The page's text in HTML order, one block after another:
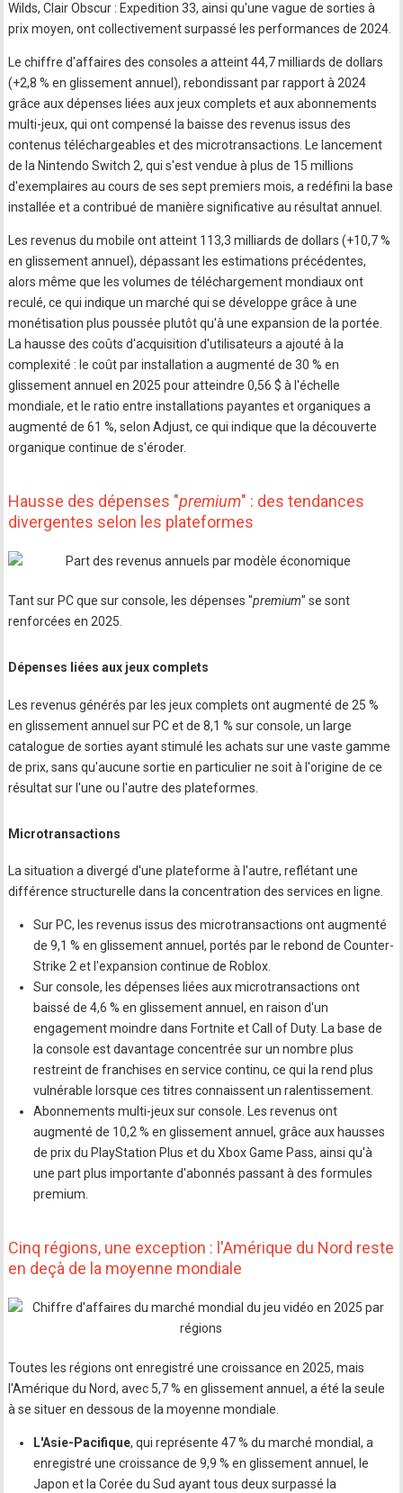
Wilds, Clair Obscur : Expedition 33, ainsi qu'une vague de sorties à
prix moyen, ont collectivement surpassé les performances de 2024.
Le chiffre d'affaires des consoles a atteint 44,7 milliards de dollars
(+2,8 % en glissement annuel), rebondissant par rapport à 2024
grâce aux dépenses liées aux jeux complets et aux abonnements
multi-jeux, qui ont compensé la baisse des revenus issus des
contenus téléchargeables et des microtransactions. Le lancement
de la Nintendo Switch 2, qui s'est vendue à plus de 15 millions
d'exemplaires au cours de ses sept premiers mois, a redéfini la base
installée et a contribué de manière significative au résultat annuel.
Les revenus du mobile ont atteint 113,3 milliards de dollars (+10,7 %
en glissement annuel), dépassant les estimations précédentes,
alors même que les volumes de téléchargement mondiaux ont
reculé, ce qui indique un marché qui se développe grâce à une
monétisation plus poussée plutôt qu'à une expansion de la portée.
La hausse des coûts d'acquisition d'utilisateurs a ajouté à la
complexité : le coût par installation a augmenté de 30 % en
glissement annuel en 2025 pour atteindre 0,56 $ à l'échelle
mondiale, et le ratio entre installations payantes et organiques a
augmenté de 61 %, selon Adjust, ce qui indique que la découverte
organique continue de s'éroder.
Hausse des dépenses "premium" : des tendances
divergentes selon les plateformes
Tant sur PC que sur console, les dépenses "premium" se sont
renforcées en 2025.
Dépenses liées aux jeux complets
Les revenus générés par les jeux complets ont augmenté de 25 %
en glissement annuel sur PC et de 8,1 % sur console, un large
catalogue de sorties ayant stimulé les achats sur une vaste gamme
de prix, sans qu'aucune sortie en particulier ne soit à l'origine de ce
résultat sur l'une ou l'autre des plateformes.
Microtransactions
La situation a divergé d'une plateforme à l'autre, reflétant une
différence structurelle dans la concentration des services en ligne.
Sur PC, les revenus issus des microtransactions ont augmenté
de 9,1 % en glissement annuel, portés par le rebond de Counter-
Strike 2 et l'expansion continue de Roblox.
Sur console, les dépenses liées aux microtransactions ont
baissé de 4,6 % en glissement annuel, en raison d'un
engagement moindre dans Fortnite et Call of Duty. La base de
la console est davantage concentrée sur un nombre plus
restreint de franchises en service continu, ce qui la rend plus
vulnérable lorsque ces titres connaissent un ralentissement.
Abonnements multi-jeux sur console. Les revenus ont
augmenté de 10,2 % en glissement annuel, grâce aux hausses
de prix du PlayStation Plus et du Xbox Game Pass, ainsi qu'à
une part plus importante d'abonnés passant à des formules
premium.
Cinq régions, une exception : l'Amérique du Nord reste
en deçà de la moyenne mondiale
Toutes les régions ont enregistré une croissance en 2025, mais
l'Amérique du Nord, avec 5,7 % en glissement annuel, a été la seule
à se situer en dessous de la moyenne mondiale.
L'Asie-Pacifique, qui représente 47 % du marché mondial, a
enregistré une croissance de 9,9 % en glissement annuel, le
Japon et la Corée du Sud ayant tous deux surpassé la